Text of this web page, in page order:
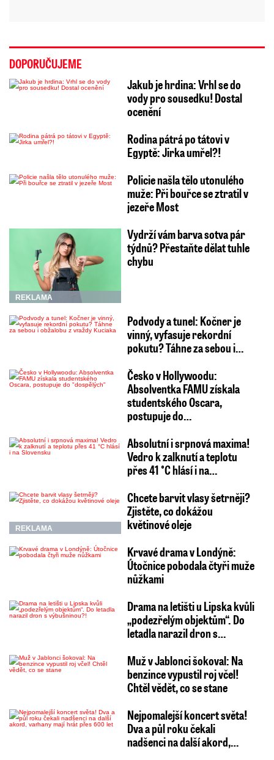
DOPORUČUJEME
Jakub je hrdina: Vrhl se do
vody pro sousedku! Dostal
ocenění
Rodina pátrá po tátovi v
Egyptě: Jirka umřel?!
Policie našla tělo utonulého
muže: Při bouřce se ztratil v
jezeře Most
REKLAMA
Vydrží vám barva sotva pár
týdnů? Přestaňte dělat tuhle
chybu
Podvody a tunel: Kočner je
vinný, vyfasuje rekordní
pokutu? Táhne za sebou i…
Česko v Hollywoodu:
Absolventka FAMU získala
studentského Oscara,
postupuje do…
Absolutní i srpnová maxima!
Vedro k zalknutí a teplotu
přes 41 °C hlásí i na…
REKLAMA
Chcete barvit vlasy šetrněji?
Zjistěte, co dokážou
květinové oleje
Krvavé drama v Londýně:
Útočnice pobodala čtyři muže
nůžkami
Drama na letišti u Lipska kvůli
„podezřelým objektům“. Do
letadla narazil dron s…
Muž v Jablonci šokoval: Na
benzince vypustil roj včel!
Chtěl vědět, co se stane
Nejpomalejší koncert světa!
Dva a půl roku čekali
nadšenci na další akord,…